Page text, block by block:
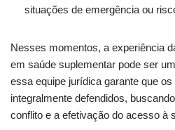
situações de emergência ou
Nesses momentos, a experiência
em saúde suplementar pode ser
essa equipe jurídica garante que
integralmente defendidos,
conflito e a efetivação do acesso à